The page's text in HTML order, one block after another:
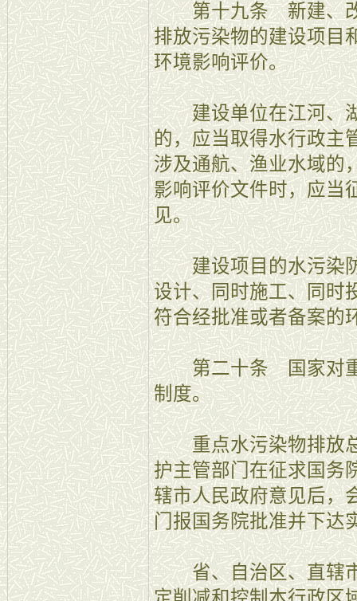
第十九条 新建、改
排放污染物的建设项目
环境影响评价。
建设单位在江河、湖
的，应当取得水行政主
涉及通航、渔业水域的
影响评价文件时，应当
见。
建设项目的水污染防
设计、同时施工、同时
符合经批准或者备案的
第二十条 国家对重
制度。
重点水污染物排放总
护主管部门在征求国务
辖市人民政府意见后，
门报国务院批准并下达
省、自治区、直辖市